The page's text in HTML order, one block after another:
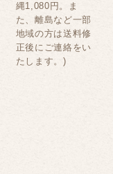
縄1,080円。ま
た、離島など一部
地域の方は送料修
正後にご連絡をい
たします。)